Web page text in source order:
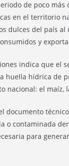
de poco
en el territorio
dulces del país
y
indica que el
huella hídrica de
nacional: el maíz,
documento
o contaminada
para